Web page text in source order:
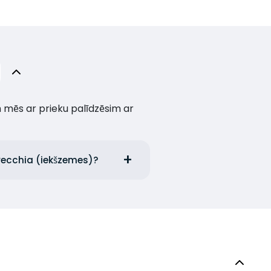
mēs ar prieku palīdzēsim ar
(iekšzemes)?